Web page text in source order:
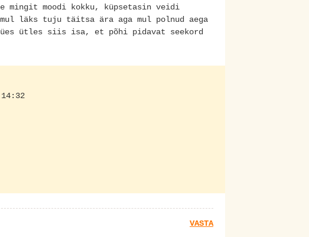
mingit moodi kokku, küpsetasin veidi
läks tuju täitsa ära aga mul polnud aega
ütles siis isa, et põhi pidavat seekord
VASTA